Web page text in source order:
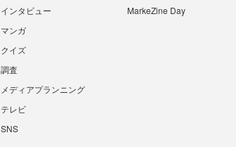
インタビュー
マンガ
クイズ
調査
メディアプランニング
テレビ
SNS
MarkeZine Day